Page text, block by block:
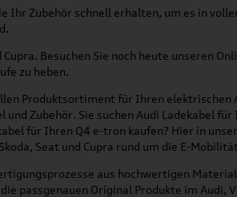
Ihr Zubehör schnell erhalten, um es in
Besuchen Sie noch heute unseren
zu heben.
Produktsortiment für Ihren elektrischen
Zubehör. Sie suchen Audi Ladekabel
für Ihren Q4 e-tron kaufen? Hier in
Seat und Cupra rund um die E-
aus hochwertigen
passgenauen Original Produkte im Audi,